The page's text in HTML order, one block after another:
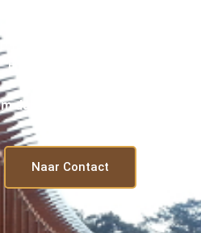
HEEFT U VRAGEN?
dan contact met ons op.
Naar Contact